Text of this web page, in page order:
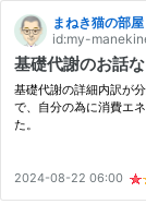
まねき猫の部屋
id:my-
基礎代謝のお話
基礎代謝の詳細内訳が
で、自分の為に消費エ
た。
2024-08-22 06:00